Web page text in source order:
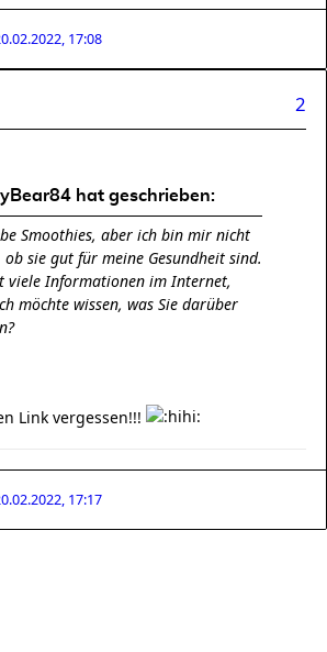
17:08
2
hat geschrieben:
Smoothies, aber ich bin mir nicht
ob sie gut für meine Gesundheit sind.
viele Informationen im Internet,
möchte wissen, was Sie darüber
Link vergessen!!!
17:17